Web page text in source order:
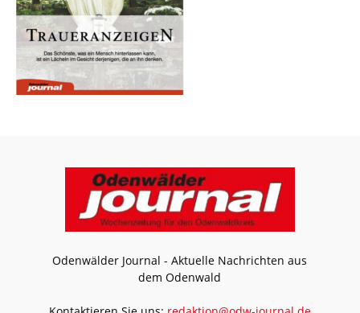
Odenwälder Journal - Aktuelle Nachrichten aus
dem Odenwald